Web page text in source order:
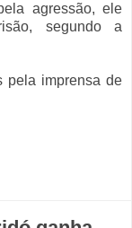
agressão, ele
segundo a
pela imprensa de